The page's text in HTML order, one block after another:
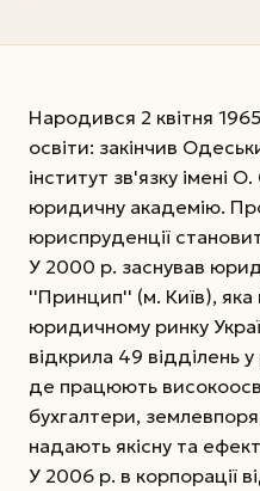
Народився 2 квітня
освіти: закінчив
інститут зв'язку імені
юридичну академію.
юриспруденції
У 2000 р. заснував
''Принцип'' (м. Київ), яка
юридичному ринку
відкрила 49 відділень у
де працюють
бухгалтери,
надають якісну та
У 2006 р. в корпорації